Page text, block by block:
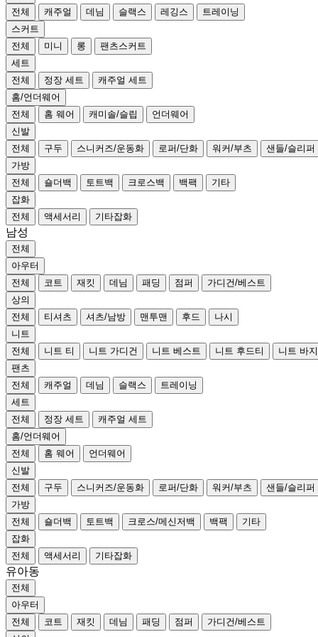
전체
캐주얼 데님 슬랙스 레깅스
트레이닝
스커트
전체
미니 롱
팬츠스커트
세트
전체
정장 세트
캐주얼 세트
홈/언더웨어
전체
홈 웨어 캐미솔/슬립
언더웨어
신발
전체
구두 스니커즈/운동화 로퍼/단화 워커/부츠
샌들/슬리퍼
가방
전체
숄더백 토트백 크로스백 백팩
기타
잡화
전체
액세서리 기타잡화
남성
전체
아우터
전체
코트 재킷 데님 패딩 점퍼
가디건/베스트
상의
전체
티셔츠 셔츠/남방 맨투맨 후드
나시
니트
전체
니트 티 니트 가디건 니트 베스트 니트 후드티
니트 바지
팬츠
전체
캐주얼 데님 슬랙스
트레이닝
세트
전체
정장 세트
캐주얼 세트
홈/언더웨어
전체
홈 웨어
언더웨어
신발
전체
구두 스니커즈/운동화 로퍼/단화 워커/부츠
샌들/슬리퍼
가방
전체
숄더백 토트백 크로스/메신저백 백팩
기타
잡화
전체
액세서리 기타잡화
유아동
전체
아우터
전체
코트 재킷 데님 패딩 점퍼
가디건/베스트